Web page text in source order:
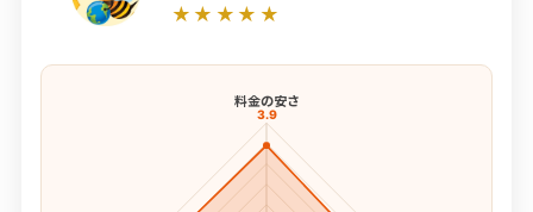
★★★★★
料金の安さ
3.9